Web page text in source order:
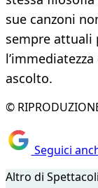
sue canzoni
sempre attuali
ascolto.
©
Seguici
Altro di Spettacoli